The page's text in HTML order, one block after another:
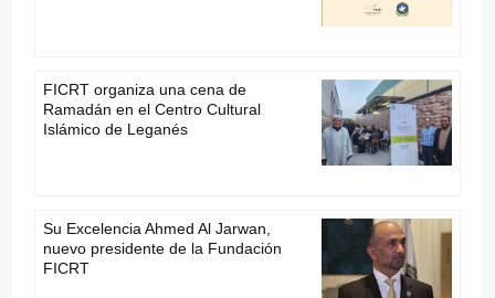
FICRT organiza una cena de
Ramadán en el Centro Cultural
Islámico de Leganés
Su Excelencia Ahmed Al Jarwan,
nuevo presidente de la Fundación
FICRT